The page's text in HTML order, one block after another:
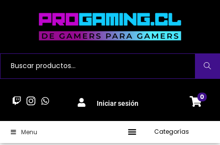
Buscar
Iniciar sesión
0
Menu Categorías